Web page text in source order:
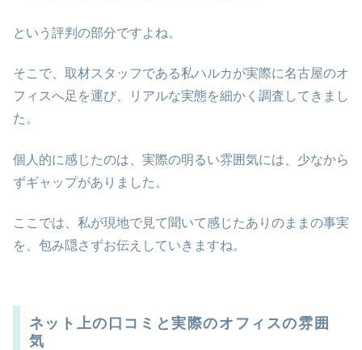
という評判の部分ですよね。
そこで、取材スタッフである私ハルカが実際に名古屋のオ
フィスへ足を運び、リアルな実態を細かく調査してきまし
た。
個人的に感じたのは、実際の明るい雰囲気には、少なから
ずギャップがありました。
ここでは、私が現地で見て聞いて感じたありのままの事実
を、包み隠さずお伝えしていきますね。
ネット上の口コミと実際のオフィスの雰囲
気